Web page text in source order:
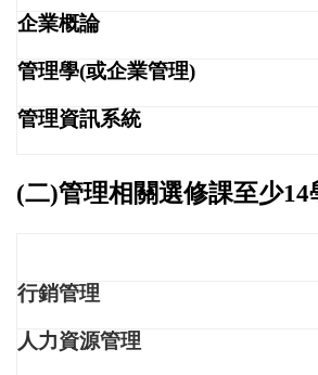
企業概論
管理學(或企業管理)
管理資訊系統
(二)管理相關選修課至少14
行銷管理
人力資源管理